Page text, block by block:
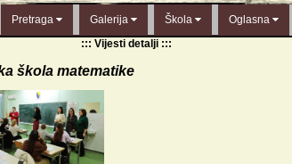
Pretraga Galerija Škola Oglasna
::: Vijesti detalji :::
škola matematike